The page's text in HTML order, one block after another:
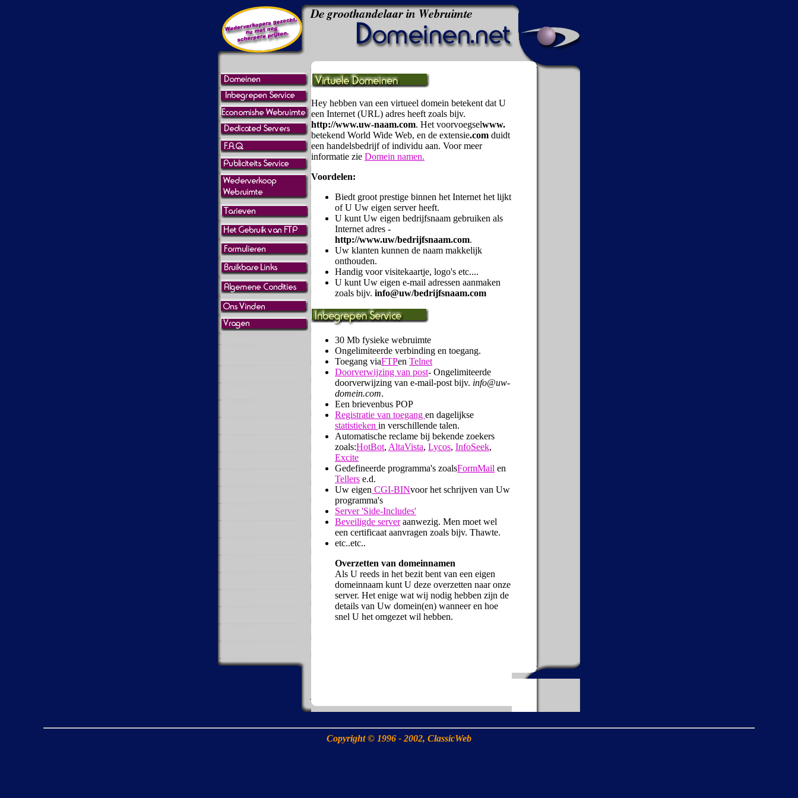
Hey hebben van een virtueel domein betekent dat U
een Internet (URL) adres heeft zoals bijv.
http://www.uw-naam.com. Het voorvoegselwww.
betekend World Wide Web, en de extensie.com duidt
een handelsbedrijf of individu aan. Voor meer
informatie zie Domein namen.
Voordelen:
Biedt groot prestige binnen het Internet het lijkt
of U Uw eigen server heeft.
U kunt Uw eigen bedrijfsnaam gebruiken als
Internet adres -
http://www.uw/bedrijfsnaam.com.
Uw klanten kunnen de naam makkelijk
onthouden.
Handig voor visitekaartje, logo's etc....
U kunt Uw eigen e-mail adressen aanmaken
zoals bijv. info@uw/bedrijfsnaam.com
30 Mb fysieke webruimte
Ongelimiteerde verbinding en toegang.
Toegang viaFTPen Telnet
Doorverwijzing van post- Ongelimiteerde
doorverwijzing van e-mail-post bijv. info@uw-
domein.com.
Een brievenbus POP
Registratie van toegang en dagelijkse
statistieken in verschillende talen.
Automatische reclame bij bekende zoekers
zoals:HotBot, AltaVista, Lycos, InfoSeek,
Excite
Gedefineerde programma's zoalsFormMail en
Tellers e.d.
Uw eigen CGI-BINvoor het schrijven van Uw
programma's
Server 'Side-Includes'
Beveiligde serveraanwezig. Men moet wel
een certificaat aanvragen zoals bijv. Thawte.
etc..etc..
Overzetten van domeinnamen
Als U reeds in het bezit bent van een eigen
domeinnaam kunt U deze overzetten naar onze
server. Het enige wat wij nodig hebben zijn de
details van Uw domein(en) wanneer en hoe
snel U het omgezet wil hebben.
Copyright © 1996 - 2002, ClassicWeb